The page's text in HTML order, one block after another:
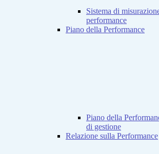
Sistema di
performance
Piano della Performance
Piano della
di gestione
Relazione sulla Performance